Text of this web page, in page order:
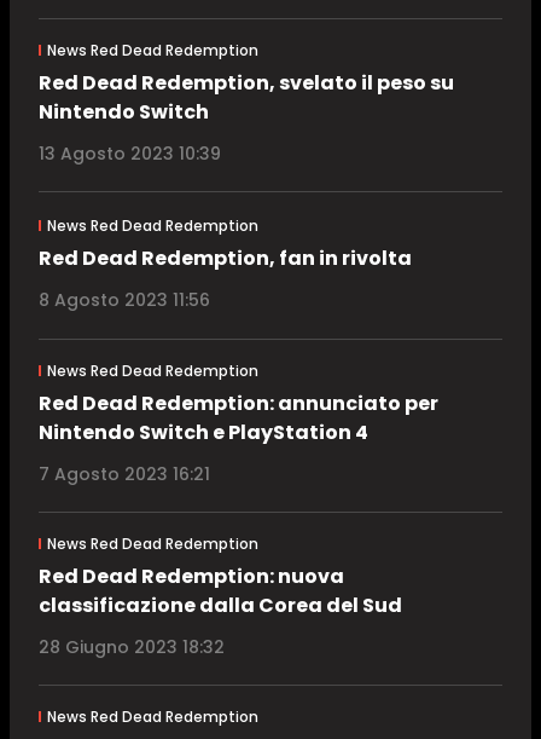
News Red Dead Redemption
Red Dead Redemption, svelato il peso su
Nintendo Switch
13 Agosto 2023 10:39
News Red Dead Redemption
Red Dead Redemption, fan in rivolta
8 Agosto 2023 11:56
News Red Dead Redemption
Red Dead Redemption: annunciato per
Nintendo Switch e PlayStation 4
7 Agosto 2023 16:21
News Red Dead Redemption
Red Dead Redemption: nuova
classificazione dalla Corea del Sud
28 Giugno 2023 18:32
News Red Dead Redemption